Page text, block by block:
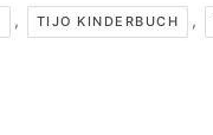
, TIJO KINDERBUCH ,